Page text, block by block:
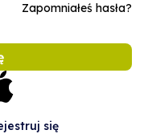
Zapomniałeś hasła?
się